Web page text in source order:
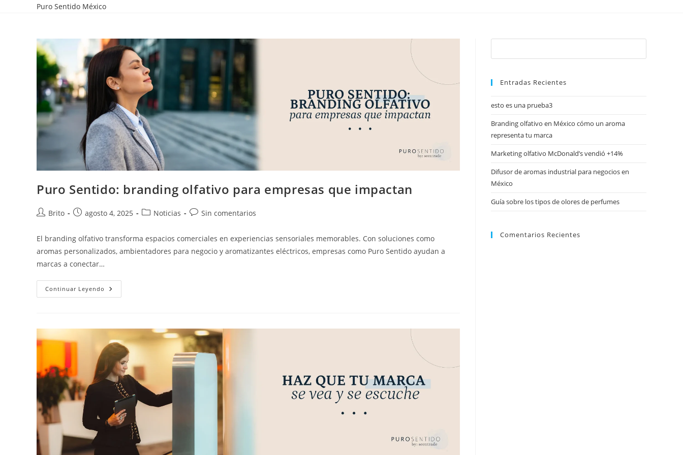
Puro Sentido México
Puro Sentido: branding olfativo para empresas que impactan
Brito agosto 4, 2025 Noticias Sin comentarios
El branding olfativo transforma espacios comerciales en experiencias sensoriales memorables. Con soluciones como
aromas personalizados, ambientadores para negocio y aromatizantes eléctricos, empresas como Puro Sentido ayudan a
marcas a conectar…
Continuar Leyendo
Entradas Recientes
esto es una prueba3
Branding olfativo en México cómo un aroma
representa tu marca
Marketing olfativo McDonald’s vendió +14%
Difusor de aromas industrial para negocios en
México
Guía sobre los tipos de olores de perfumes
Comentarios Recientes